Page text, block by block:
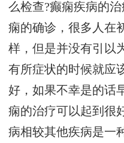
么检查?癫痫疾病的
痫的确诊，很多人在
样，但是并没有引以
有所症状的时候就应
好，如果不幸是的话
痫的治疗可以起到很
病相较其他疾病是一